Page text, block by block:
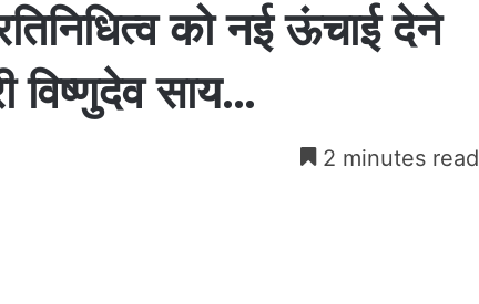
को नई ऊंचाई देने
विष्णुदेव साय…
2 minutes read